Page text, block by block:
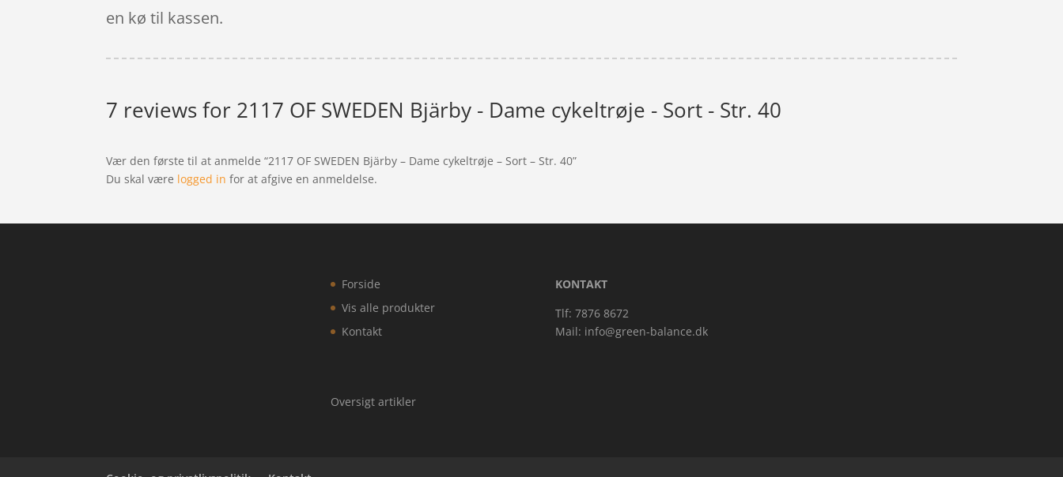
en kø til kassen.
7 reviews for 2117 OF SWEDEN Bjärby - Dame cykeltrøje - Sort - Str. 40
Vær den første til at anmelde “2117 OF SWEDEN Bjärby – Dame cykeltrøje – Sort – Str. 40”
Du skal være logged in for at afgive en anmeldelse.
Forside
Vis alle produkter
Kontakt
Oversigt artikler
KONTAKT
Tlf: 7876 8672
Mail: info@green-balance.dk